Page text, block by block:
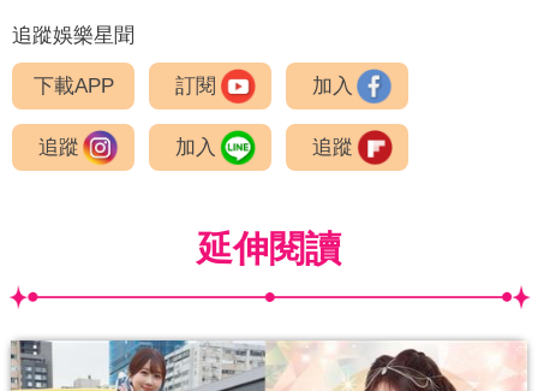
追蹤娛樂星聞
下載APP 訂閱 加入
追蹤 加入 追蹤
延伸閱讀